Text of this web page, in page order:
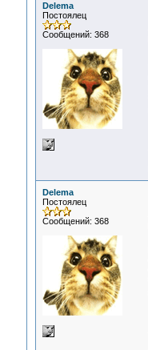
Delema
Постоялец
Сообщений: 368
Delema
Постоялец
Сообщений: 368